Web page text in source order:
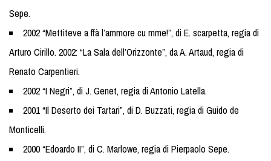
Sepe.
2002 “Mettiteve a ffà l’ammore cu mme!”, di E. scarpetta, regia di
Arturo Cirillo. 2002: “La Sala dell’Orizzonte”, da A. Artaud, regia di
Renato Carpentieri.
2002 “I Negri”, di J. Genet, regia di Antonio Latella.
2001 “Il Deserto dei Tartari”, di D. Buzzati, regia di Guido de
Monticelli.
2000 “Edoardo II”, di C. Marlowe, regia di Pierpaolo Sepe.